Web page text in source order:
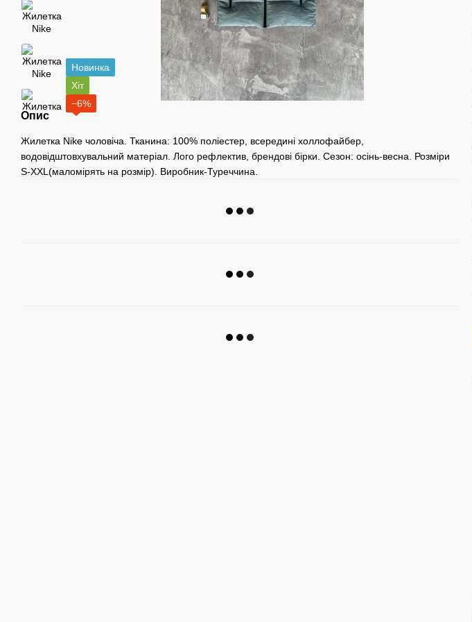
Новинка
Хіт
−6%
Опис
Жилетка Nike чоловіча. Тканина: 100% поліестер, всередині холлофайбер,
водовідштовхувальний матеріал. Лого рефлектив, брендові бірки. Сезон: осінь-весна. Розміри
S-XXL(маломірять на розмір). Виробник-Туреччина.